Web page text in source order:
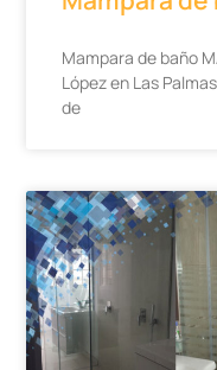
Mampara de baño
López en Las
de